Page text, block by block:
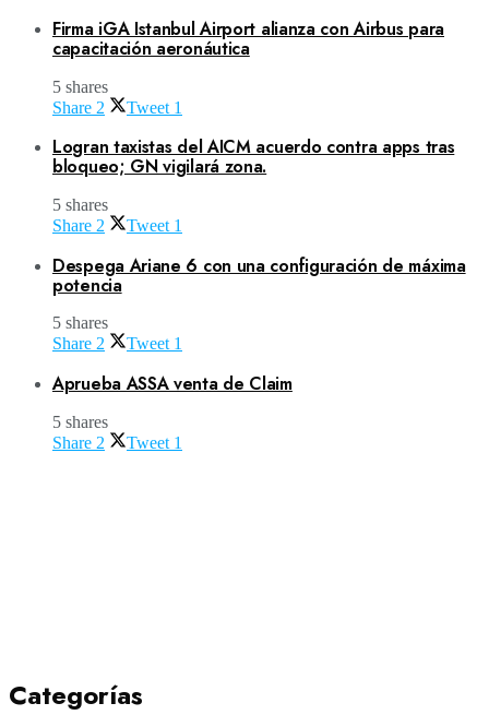
Firma iGA Istanbul Airport alianza con Airbus para
capacitación aeronáutica
5 shares
Share 2 Tweet 1
Logran taxistas del AICM acuerdo contra apps tras
bloqueo; GN vigilará zona.
5 shares
Share 2 Tweet 1
Despega Ariane 6 con una configuración de máxima
potencia
5 shares
Share 2 Tweet 1
Aprueba ASSA venta de Claim
5 shares
Share 2 Tweet 1
Categorías